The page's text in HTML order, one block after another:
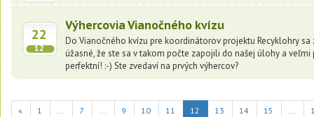
22
12
Výhercovia Vianočného kvízu
Do Vianočného kvízu pre koordinátorov projektu Recyklohry
úžasné, že ste sa v takom počte zapojili do našej úlohy a veľmi
perfektní! :-) Ste zvedaví na prvých výhercov?
« 1 ... 7 ... 9 10 11 12 (current)
13 14 15 ...